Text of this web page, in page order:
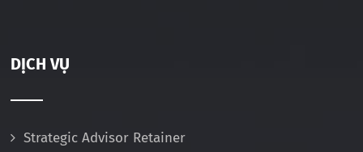
DỊCH VỤ
Strategic Advisor Retainer